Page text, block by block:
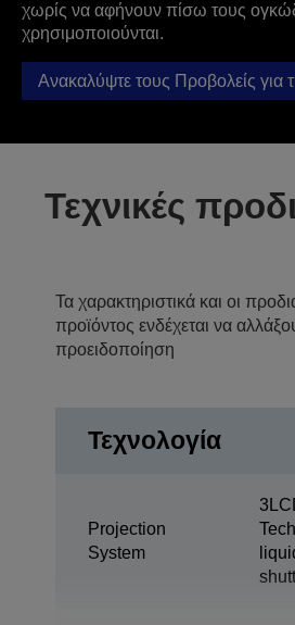
χωρίς να αφήνουν πίσω τους
χρησιμοποιούνται.
Ανακαλύψτε τους Προβολείς για
Τεχνικές
Τα χαρακτηριστικά και οι
προϊόντος ενδέχεται να
προειδοποίηση
Τεχνολογία
Projection
System